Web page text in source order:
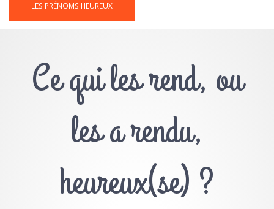
LES PRÉNOMS HEUREUX
Ce qui les rend, ou
les a rendu,
heureux(se) ?